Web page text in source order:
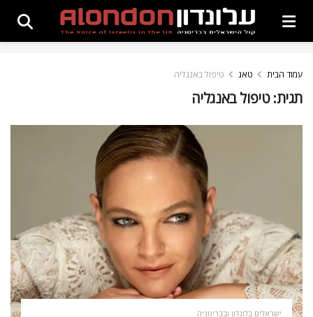
עמוד הבית טאג טיפול באנגליה
תגית:טיפול באנגליה
ישראלים בלונדון ובבריטניה